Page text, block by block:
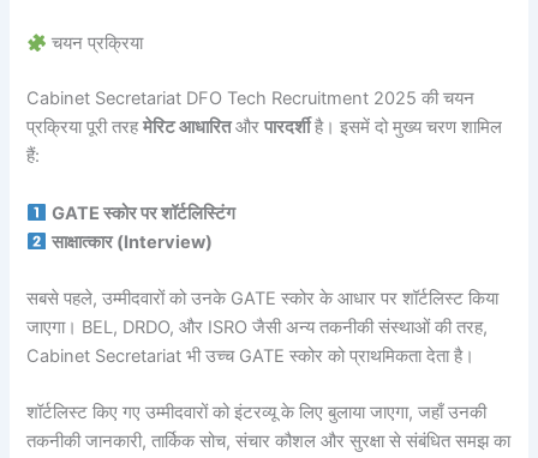
चयन प्रक्रिया
Cabinet Secretariat DFO Tech Recruitment 2025 की चयन
प्रक्रिया पूरी तरहमेरिट आधारितऔरपारदर्शीहै। इसमें दो मुख्य चरण शामिल
हैं:
GATE स्कोर पर शॉर्टलिस्टिंग
साक्षात्कार (Interview)
सबसे पहले, उम्मीदवारों को उनके GATE स्कोर के आधार पर शॉर्टलिस्ट किया
जाएगा। BEL, DRDO, और ISRO जैसी अन्य तकनीकी संस्थाओं की तरह,
Cabinet Secretariat भी उच्च GATE स्कोर को प्राथमिकता देता है।
शॉर्टलिस्ट किए गए उम्मीदवारों को इंटरव्यू के लिए बुलाया जाएगा, जहाँ उनकी
तकनीकी जानकारी, तार्किक सोच, संचार कौशल और सुरक्षा से संबंधित समझ का